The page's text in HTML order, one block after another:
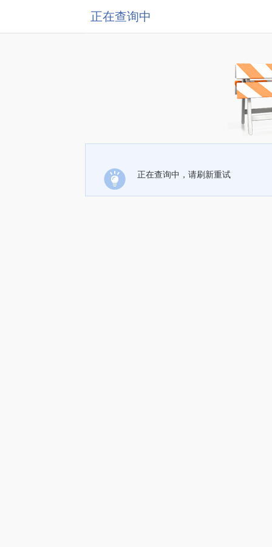
正在查询中
正在查询中，请刷新重试